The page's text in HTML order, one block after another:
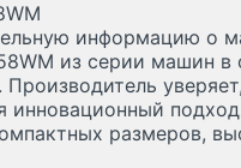
информацию о
из серии машин в
инновационный
размеров,